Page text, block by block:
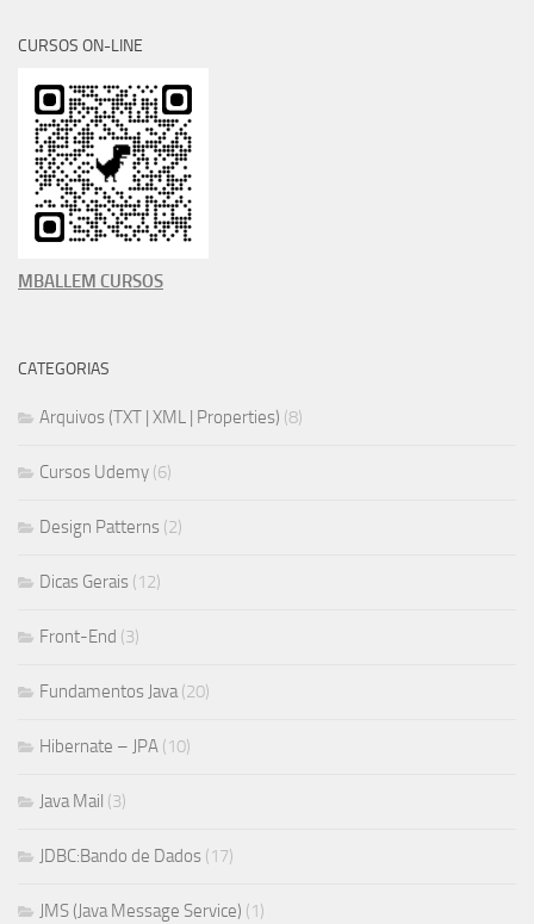
CURSOS ON-LINE
MBALLEM CURSOS
CATEGORIAS
Arquivos (TXT | XML | Properties) (8)
Cursos Udemy (6)
Design Patterns (2)
Dicas Gerais (12)
Front-End (3)
Fundamentos Java(20)
Hibernate – JPA (10)
Java Mail (3)
JDBC:Bando de Dados (17)
JMS (Java Message Service) (1)